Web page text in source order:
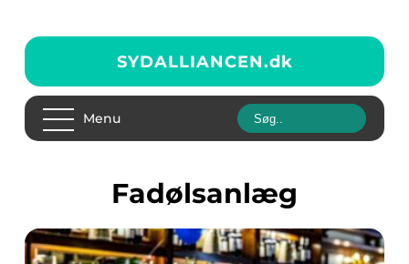
SYDALLIANCEN.dk
Menu
fadølsanlæg